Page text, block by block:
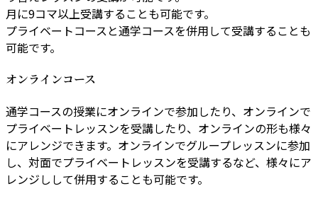
月に9コマ以上受講することも可能です。
プライベートコースと通学コースを併用して受講することも
可能です。
オンラインコース
通学コースの授業にオンラインで参加したり、オンラインで
プライベートレッスンを受講したり、オンラインの形も様々
にアレンジできます。オンラインでグループレッスンに参加
し、対面でプライベートレッスンを受講するなど、様々にア
レンジしして併用することも可能です。